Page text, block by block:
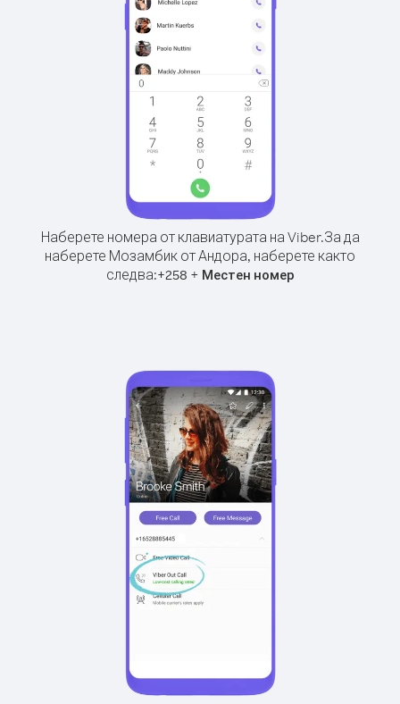
Наберете номера от клавиатурата на Viber.За да
наберете Мозамбик от Андора, наберете както
следва:+258 + Местен номер